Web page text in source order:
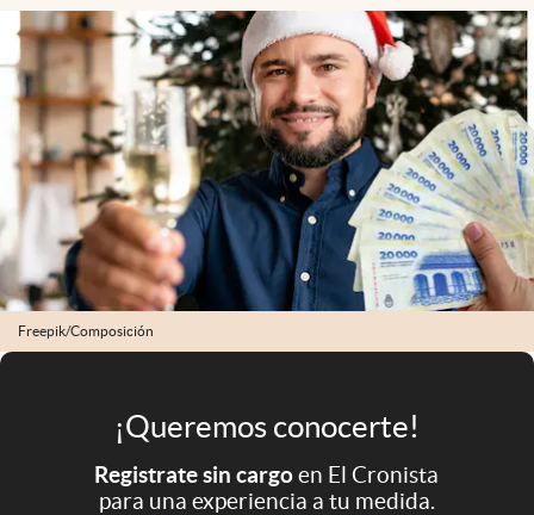
Infotechnology
Clase
Clima
Mundial 2026
Eventos Corporativos
El Cronista Studio
Mediakit
abre en nueva pestaña
Argentina
Freepik/Composición
¡Queremos conocerte!
Registrate sin cargoen El Cronista
para una experiencia a tu medida.